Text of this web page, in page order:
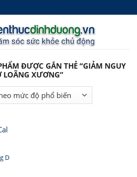
ĐƯỢC GẮN THẺ “GIẢM NGUY
LOÃNG XƯƠNG”
D